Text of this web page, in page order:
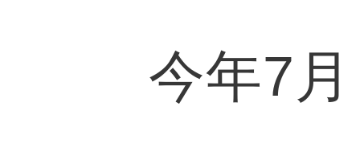
今年7月